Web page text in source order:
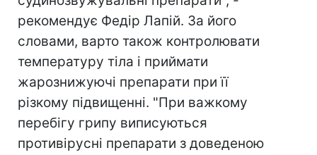
рекомендує Федір Лапій. За його
словами, варто також контролювати
температуру тіла і приймати
жарознижуючі препарати при її
різкому підвищенні. "При важкому
перебігу грипу виписуються
противірусні препарати з доведеною